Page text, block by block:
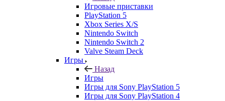
Игровые приставки
PlayStation 5
Xbox Series X/S
Nintendo Switch
Nintendo Switch 2
Valve Steam Deck
Игры
Назад
Игры
Игры для Sony PlayStation 5
Игры для Sony PlayStation 4